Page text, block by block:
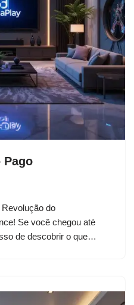
Pago
do
Se você chegou até
de descobrir o que…